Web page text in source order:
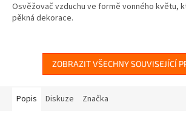
Osvěžovač vzduchu ve formě vonného květu,
pěkná dekorace.
ZOBRAZIT VŠECHNY SOUVISEJÍCÍ
Popis Diskuze Značka